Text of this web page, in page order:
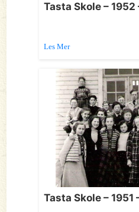
Tasta Skole –
Les Mer
Tasta Skole – 1951